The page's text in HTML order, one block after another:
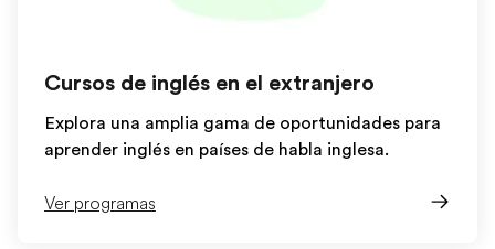
Cursos de inglés en el extranjero
Explora una amplia gama de oportunidades para
aprender inglés en países de habla inglesa.
Ver programas